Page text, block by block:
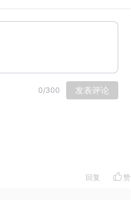
心情是无法平静的波澜。但
放学后的理科教室里做人偶
，毕竟童年阴影还在心头笼
色形象塑造的很好。就是在
障的倒贴女主，新菜在答应
含着泪也要把事情做完的精
0/300 发表评论
回复 赞